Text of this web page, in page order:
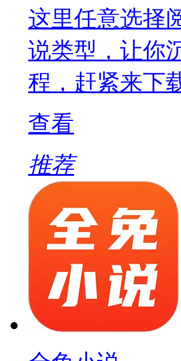
这里任意选择
说类型，让你
程，赶紧来下
查看
推荐